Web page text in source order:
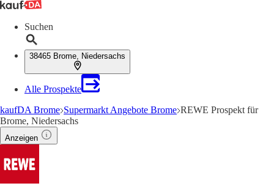
Suchen
38465 Brome, Niedersachs
Alle Prospekte
kaufDA Brome Supermarkt Angebote Brome REWE Prospekt für
Brome, Niedersachs
Anzeigen